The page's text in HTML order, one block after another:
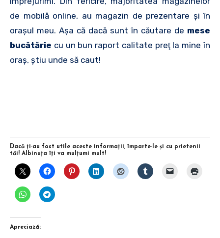
de mobilă online, au magazin de prezentare şi în
oraşul meu. Aşa că dacă sunt în căutare de mese
bucătărie cu un bun raport calitate preţ la mine în
oraş, ştiu unde să caut!
Dacă ţi-au fost utile aceste informaţii, împarte-le şi cu prietenii
tăi! Albinuţa îţi va mulţumi mult!
Apreciază: